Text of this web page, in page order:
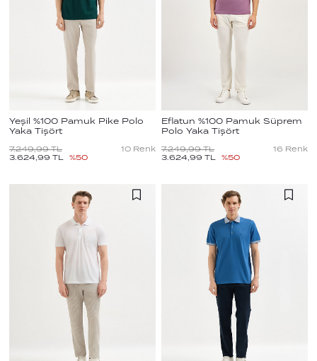
Yeşil %100 Pamuk Pike Polo
Yaka Tişört
7.249,99 TL
3.624,99 TL %50
10 Renk
Eflatun %100 Pamuk Süprem
Polo Yaka Tişört
7.249,99 TL
3.624,99 TL %50
16 Renk